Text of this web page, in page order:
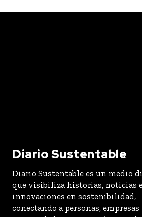
Diario Sustentable
Diario Sustentable es un medio
que visibiliza historias, noticias
innovaciones en sostenibilidad,
conectando a personas, empresas